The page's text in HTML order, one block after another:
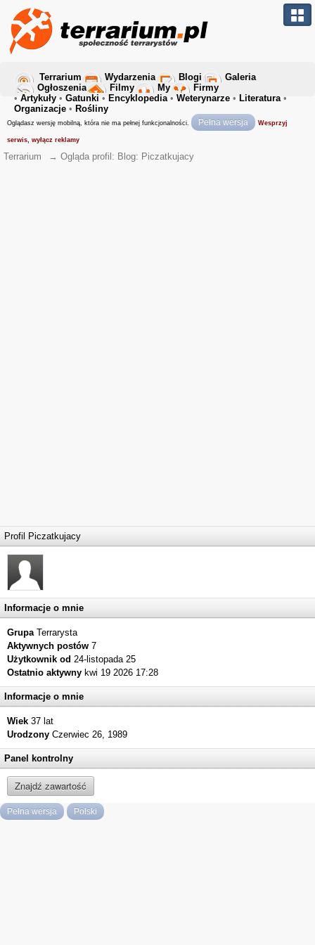
Terrarium Wydarzenia Blogi
Galeria
Ogłoszenia
Filmy My
Firmy
• Artykuły • Gatunki • Encyklopedia• Weterynarze • Literatura•
Organizacje • Rośliny
Oglądasz wersję mobilną, która nie ma pełnej funkcjonalności. Pełna wersja Wesprzyj
serwis, wyłącz reklamy
Terrarium → Ogląda profil: Blog: Piczatkujacy
Profil Piczatkujacy
Informacje o mnie
GrupaTerrarysta
Aktywnych postów 7
Użytkownik od 24-listopada 25
Ostatnio aktywny kwi 19 2026 17:28
Informacje o mnie
Wiek 37 lat
Urodzony Czerwiec 26, 1989
Panel kontrolny
Znajdź zawartość
Pełna wersja Polski